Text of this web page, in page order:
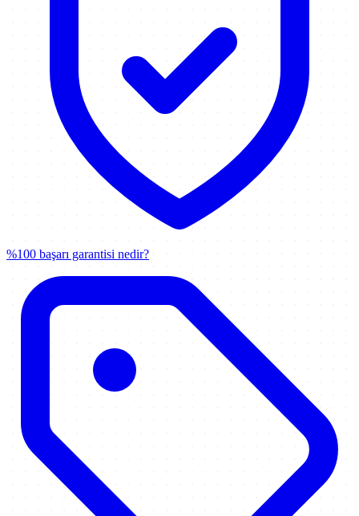
%100 başarı garantisi nedir?